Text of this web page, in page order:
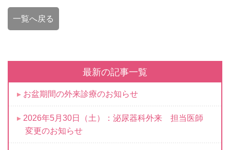
一覧へ戻る
最新の記事一覧
お盆期間の外来診療のお知らせ
2026年5月30日（土）：泌尿器科外来 担当医師
変更のお知らせ